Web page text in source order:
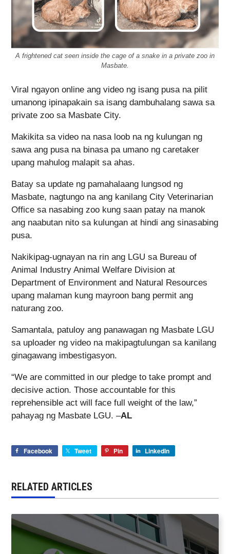
A frightened cat seen inside the cage of a snake in a private zoo in
Masbate.
Viral ngayon online ang video ng isang pusa na pilit
umanong ipinapakain sa isang dambuhalang sawa sa
private zoo sa Masbate City.
Makikita sa video na nasa loob na ng kulungan ng
sawa ang pusa na binasa pa umano ng caretaker
upang mahulog malapit sa ahas.
Batay sa update ng pamahalaang lungsod ng
Masbate, nagtungo na ang kanilang City Veterinarian
Office sa nasabing zoo kung saan patay na manok
ang naabutan nito sa kulungan at hindi ang sinasabing
pusa.
Nakikipag-ugnayan na rin ang LGU sa Bureau of
Animal Industry Animal Welfare Division at
Department of Environment and Natural Resources
upang malaman kung mayroon bang permit ang
naturang zoo.
Samantala, patuloy ang panawagan ng Masbate LGU
sa uploader ng video na makipagtulungan sa kanilang
ginagawang imbestigasyon.
“We are committed in our pledge to take prompt and
decisive action. Those accountable for this
reprehensible act will face full weight of the law,”
pahayag ng Masbate LGU. –AL
Facebook Tweet Pin LinkedIn
RELATED ARTICLES